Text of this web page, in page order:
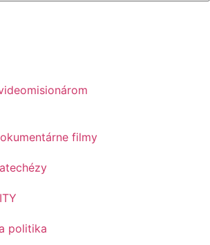
filmy
politika